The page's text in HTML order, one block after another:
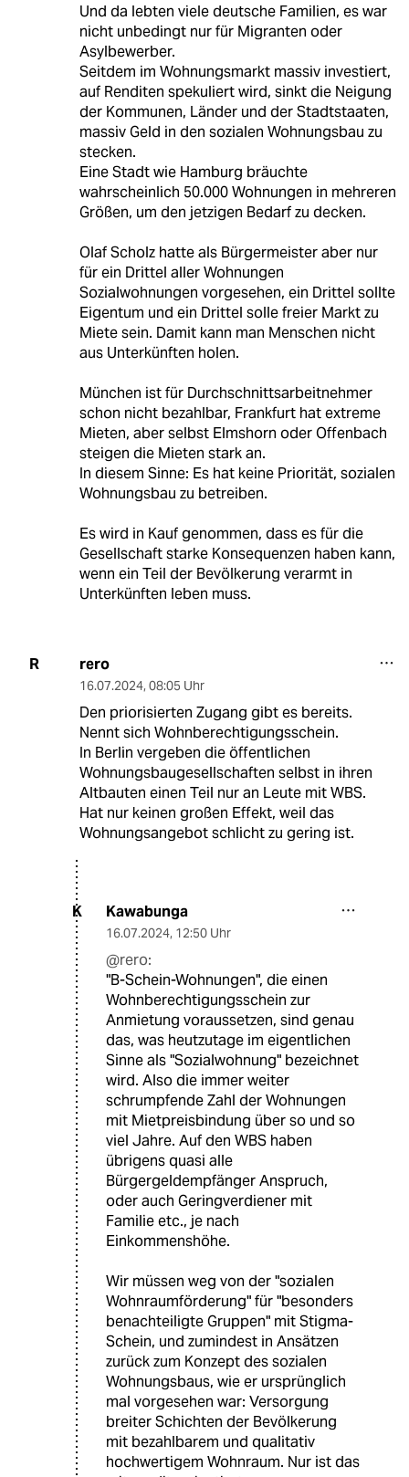
Und da lebten viele deutsche Familien, es war
nicht unbedingt nur für Migranten oder
Asylbewerber.
Seitdem im Wohnungsmarkt massiv investiert,
auf Renditen spekuliert wird, sinkt die Neigung
der Kommunen, Länder und der Stadtstaaten,
massiv Geld in den sozialen Wohnungsbau zu
stecken.
Eine Stadt wie Hamburg bräuchte
wahrscheinlich 50.000 Wohnungen in mehreren
Größen, um den jetzigen Bedarf zu decken.
Olaf Scholz hatte als Bürgermeister aber nur
für ein Drittel aller Wohnungen
Sozialwohnungen vorgesehen, ein Drittel sollte
Eigentum und ein Drittel solle freier Markt zu
Miete sein. Damit kann man Menschen nicht
aus Unterkünften holen.
München ist für Durchschnittsarbeitnehmer
schon nicht bezahlbar, Frankfurt hat extreme
Mieten, aber selbst Elmshorn oder Offenbach
steigen die Mieten stark an.
In diesem Sinne: Es hat keine Priorität, sozialen
Wohnungsbau zu betreiben.
Es wird in Kauf genommen, dass es für die
Gesellschaft starke Konsequenzen haben kann,
wenn ein Teil der Bevölkerung verarmt in
Unterkünften leben muss.
R rero
16.07.2024, 08:05 Uhr
Den priorisierten Zugang gibt es bereits.
Nennt sich Wohnberechtigungsschein.
In Berlin vergeben die öffentlichen
Wohnungsbaugesellschaften selbst in ihren
Altbauten einen Teil nur an Leute mit WBS.
Hat nur keinen großen Effekt, weil das
Wohnungsangebot schlicht zu gering ist.
K Kawabunga
16.07.2024, 12:50 Uhr
@rero:
"B-Schein-Wohnungen", die einen
Wohnberechtigungsschein zur
Anmietung voraussetzen, sind genau
das, was heutzutage im eigentlichen
Sinne als "Sozialwohnung" bezeichnet
wird. Also die immer weiter
schrumpfende Zahl der Wohnungen
mit Mietpreisbindung über so und so
viel Jahre. Auf den WBS haben
übrigens quasi alle
Bürgergeldempfänger Anspruch,
oder auch Geringverdiener mit
Familie etc., je nach
Einkommenshöhe.
Wir müssen weg von der "sozialen
Wohnraumförderung" für "besonders
benachteiligte Gruppen" mit Stigma-
Schein, und zumindest in Ansätzen
zurück zum Konzept des sozialen
Wohnungsbaus, wie er ursprünglich
mal vorgesehen war: Versorgung
breiter Schichten der Bevölkerung
mit bezahlbarem und qualitativ
hochwertigem Wohnraum. Nur ist das